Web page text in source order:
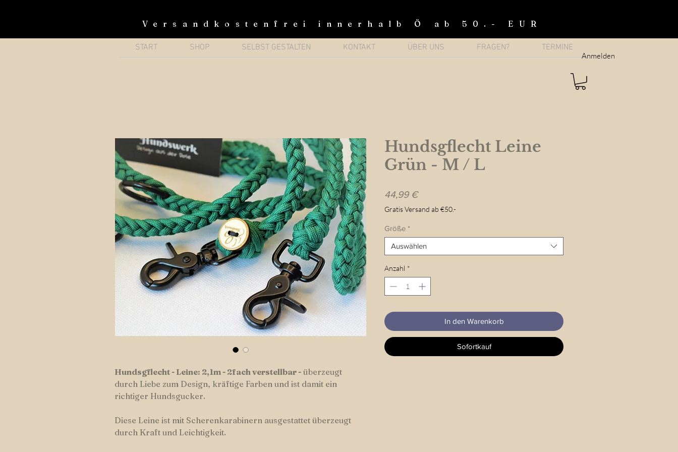
Anmelden
Versandkostenfrei innerhalb Ö ab 50.- EUR
START SHOP SELBST GESTALTEN KONTAKT ÜBER UNS FRAGEN? TERMINE
Hundsgflecht - Leine: 2,1m - 2fach verstellbar - überzeugt
durch Liebe zum Design, kräftige Farben und ist damit ein
richtiger Hundsgucker.
Diese Leine ist mit Scherenkarabinern ausgestattet überzeugt
durch Kraft und Leichtigkeit.
Hundsgflecht Leine
Grün - M / L
44,99 €Preis
Gratis Versand ab €50.-
Größe *
Auswählen
Anzahl *
In den Warenkorb
Sofortkauf